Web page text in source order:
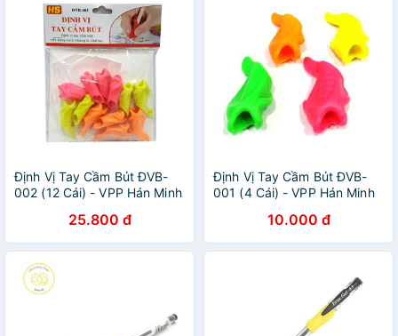
Định Vị Tay Cầm Bút ĐVB-
002 (12 Cái) - VPP Hán Minh
25.800 đ
Định Vị Tay Cầm Bút ĐVB-
001 (4 Cái) - VPP Hán Minh
10.000 đ